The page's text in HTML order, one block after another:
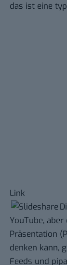
das ist eine
Link
YouTube,
Präsentation
denken kann,
Feeds und